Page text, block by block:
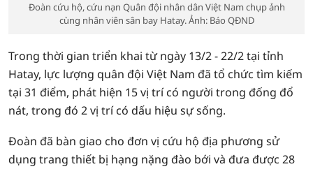
Đoàn cứu hộ, cứu nạn Quân đội nhân dân Việt Nam chụp ảnh
cùng nhân viên sân bay Hatay. Ảnh: Báo QĐND
Trong thời gian triển khai từ ngày 13/2 - 22/2 tại tỉnh
Hatay, lực lượng quân đội Việt Nam đã tổ chức tìm kiếm
tại 31 điểm, phát hiện 15 vị trí có người trong đống đổ
nát, trong đó 2 vị trí có dấu hiệu sự sống.
Đoàn đã bàn giao cho đơn vị cứu hộ địa phương sử
dụng trang thiết bị hạng nặng đào bới và đưa được 28